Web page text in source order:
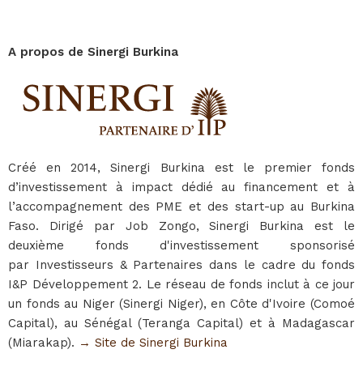
A propos de Sinergi Burkina
Créé en 2014, Sinergi Burkina est le premier fonds
d’investissement à impact dédié au financement et à
l’accompagnement des PME et des start-up au Burkina
Faso. Dirigé par Job Zongo, Sinergi Burkina est le
deuxième fonds d'investissement sponsorisé
par Investisseurs & Partenaires dans le cadre du fonds
I&P Développement 2. Le réseau de fonds inclut à ce jour
un fonds au Niger (Sinergi Niger), en Côte d'Ivoire (Comoé
Capital), au Sénégal (Teranga Capital) et à Madagascar
(Miarakap). → Site de Sinergi Burkina